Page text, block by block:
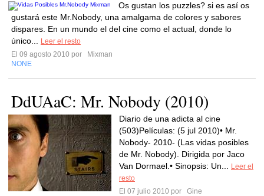
Os gustan los puzzles? si es así os
gustará este Mr.Nobody, una amalgama de colores y sabores
dispares. En un mundo el del cine como el actual, donde lo
único...
Leer el resto
El 09 agosto 2010 por
Mixman
NONE
DdUAaC: Mr. Nobody (2010)
Diario de una adicta al cine
(503)Películas: (5 jul 2010)• Mr.
Nobody- 2010- (Las vidas posibles
de Mr. Nobody). Dirigida por Jaco
Van Dormael.• Sinopsis: Un...
Leer el
resto
El 07 julio 2010 por
Gine